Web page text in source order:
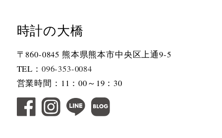
時計の大橋
〒860-0845 熊本県熊本市中央区上通9-5
TEL： 096-353-0084
営業時間：11：00～19：30